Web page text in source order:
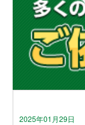
2025年01月29日